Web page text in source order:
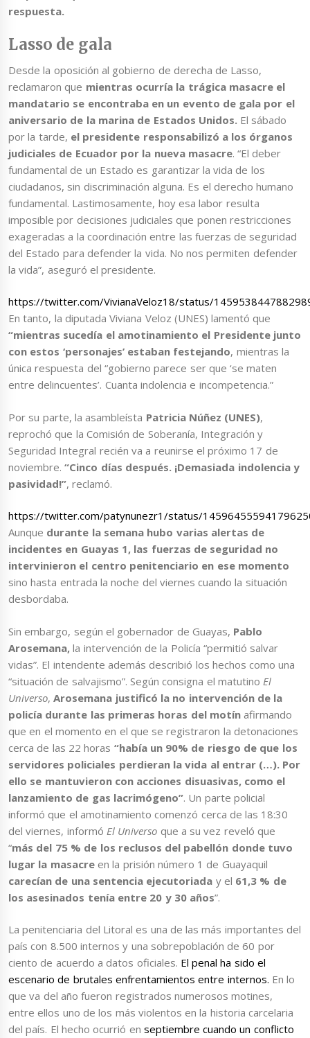
respuesta.
Lasso de gala
Desde la oposición al gobierno de derecha de Lasso,
reclamaron que mientras ocurría la trágica masacre el
mandatario se encontraba en un evento de gala por el
aniversario de la marina de Estados Unidos. El sábado
por la tarde, el presidente responsabilizó a los órganos
judiciales de Ecuador por la nueva masacre. “El deber
fundamental de un Estado es garantizar la vida de los
ciudadanos, sin discriminación alguna. Es el derecho humano
fundamental. Lastimosamente, hoy esa labor resulta
imposible por decisiones judiciales que ponen restricciones
exageradas a la coordinación entre las fuerzas de seguridad
del Estado para defender la vida. No nos permiten defender
la vida”, aseguró el presidente.
https://twitter.com/VivianaVeloz18/status/
En tanto, la diputada Viviana Veloz (UNES) lamentó que
“mientras sucedía el amotinamiento el Presidente junto
con estos ‘personajes’ estaban festejando, mientras la
única respuesta del “gobierno parece ser que ‘se maten
entre delincuentes’. Cuanta indolencia e incompetencia.”
Por su parte, la asambleísta Patricia Núñez (UNES),
reprochó que la Comisión de Soberanía, Integración y
Seguridad Integral recién va a reunirse el próximo 17 de
noviembre. “Cinco días después. ¡Demasiada indolencia y
pasividad!”, reclamó.
https://twitter.com/patynunezr1/status/
Aunque durante la semana hubo varias alertas de
incidentes en Guayas 1, las fuerzas de seguridad no
intervinieron el centro penitenciario en ese momento
sino hasta entrada la noche del viernes cuando la situación
desbordaba.
Sin embargo, según el gobernador de Guayas, Pablo
Arosemana, la intervención de la Policía “permitió salvar
vidas”. El intendente además describió los hechos como una
“situación de salvajismo”. Según consigna el matutino El
Universo,Arosemana justificó la no intervención de la
policía durante las primeras horas del motínafirmando
que en el momento en el que se registraron la detonaciones
cerca de las 22 horas “había un 90% de riesgo de que los
servidores policiales perdieran la vida al entrar (…). Por
ello se mantuvieron con acciones disuasivas, como el
lanzamiento de gas lacrimógeno”. Un parte policial
informó que el amotinamiento comenzó cerca de las 18:30
del viernes, informó El Universo que a su vez reveló que
“más del 75 % de los reclusos del pabellón donde tuvo
lugar la masacre en la prisión número 1 de Guayaquil
carecían de una sentencia ejecutoriada y el 61,3 % de
los asesinados tenía entre 20 y 30 años”.
La penitenciaria del Litoral es una de las más importantes del
país con 8.500 internos y una sobrepoblación de 60 por
ciento de acuerdo a datos oficiales. El penal ha sido el
escenario de brutales enfrentamientos entre internos. En lo
que va del año fueron registrados numerosos motines,
entre ellos uno de los más violentos en la historia carcelaria
del país. El hecho ocurrió en septiembre cuando un conflicto